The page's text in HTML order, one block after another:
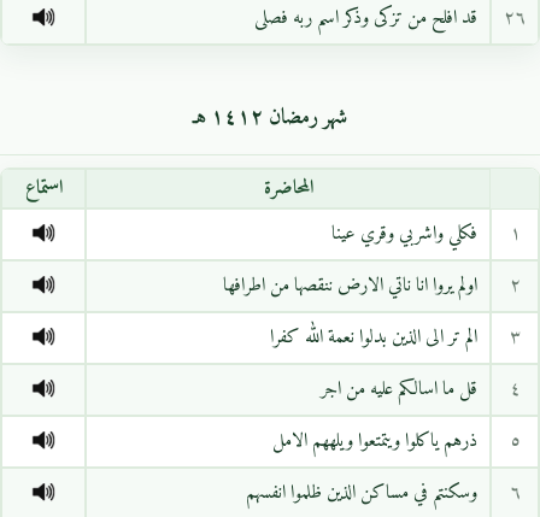
٢٦
قد افلح من تزكى وذكر اسم ربه فصلى
شهر رمضان ١٤١٢ هـ
المحاضرة
استماع
١
فكلي واشربي وقري عينا
٢
اولم يروا انا ناتي الارض ننقصها من اطرافها
٣
الم تر الى الذين بدلوا نعمة الله كفرا
٤
قل ما اسالكم عليه من اجر
٥
ذرهم ياكلوا ويتمتعوا ويلههم الامل
٦
وسكنتم في مساكن الذين ظلموا انفسهم